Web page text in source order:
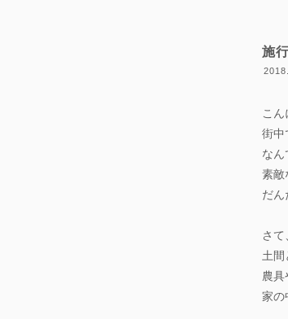
施
こん
街中
なん
素敵
だん
さ
土間
農具
家の